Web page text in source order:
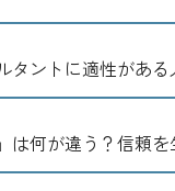
タントに適性があ
は何が違う？信頼